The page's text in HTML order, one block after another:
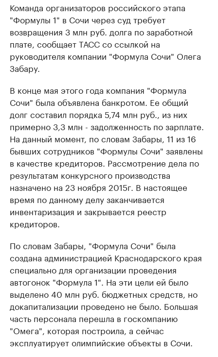
Команда организаторов российского этапа
"Формулы 1" в Сочи через суд требует
возвращения 3 млн руб. долга по заработной
плате, сообщает ТАСС со ссылкой на
руководителя компании "Формула Сочи" Олега
Забару.
В конце мая этого года компания "Формула
Сочи" была объявлена банкротом. Ее общий
долг составил порядка 5,74 млн руб., из них
примерно 3,3 млн - задолженность по зарплате.
На данный момент, по словам Забары, 11 из 16
бывших сотрудников "Формулы Сочи" заявлены
в качестве кредиторов. Рассмотрение дела по
результатам конкурсного производства
назначено на 23 ноября 2015г. В настоящее
время по данному делу заканчивается
инвентаризация и закрывается реестр
кредиторов.
По словам Забары, "Формула Сочи" была
создана администрацией Краснодарского края
специально для организации проведения
автогонок "Формула 1". На эти цели ей было
выделено 40 млн руб. бюджетных средств, но
докапитализации проведено не было. Большая
часть персонала перешла в госкомпанию
"Омега", которая построила, а сейчас
эксплуатирует олимпийские объекты в Сочи.